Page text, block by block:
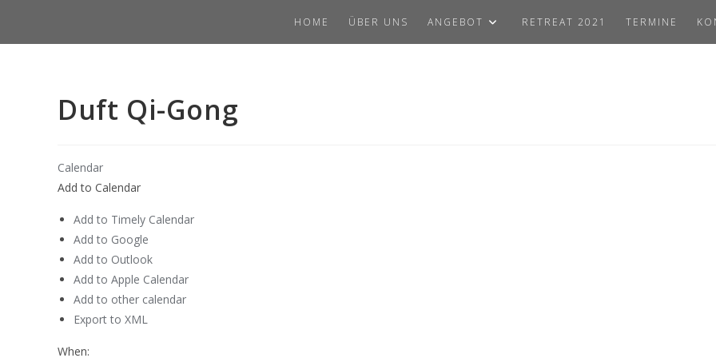
content
HOME ÜBER UNS ANGEBOT RETREAT 2021 TERMINE
Duft Qi-Gong
Calendar
Add to Calendar
Add to Timely Calendar
Add to Google
Add to Outlook
Add to Apple Calendar
Add to other calendar
Export to XML
When: